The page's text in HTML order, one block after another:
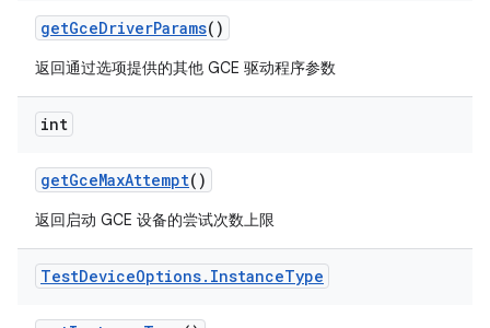
getGceDriverParams()
返回通过选项提供的其他 GCE 驱动程序参数
int
getGceMaxAttempt()
返回启动 GCE 设备的尝试次数上限
TestDeviceOptions. InstanceType